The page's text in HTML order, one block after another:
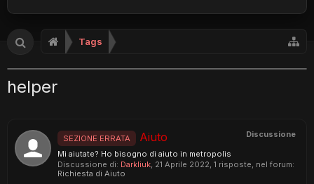
Tags
helper
Discussione
SEZIONE ERRATA Aiuto
Mi aiutate? Ho bisogno di aiuto in metropolis
Discussione di: Darkliuk, 21 Aprile 2022, 1 risposte, nel forum:
Richiesta di Aiuto